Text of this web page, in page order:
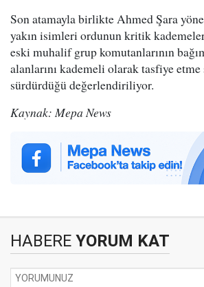
Son atamayla birlikte Ahmed Şara
yakın isimleri ordunun kritik
eski muhalif grup komutanlarının
alanlarını kademeli olarak tasfiye
sürdürdüğü değerlendiriliyor.
Kaynak: Mepa News
HABERE YORUM KAT